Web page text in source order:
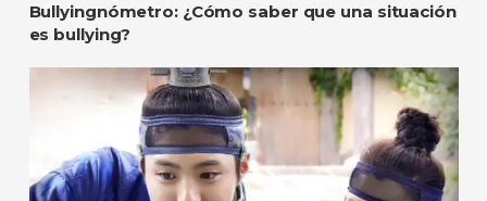
Bullyingnómetro: ¿Cómo saber que una situación
es bullying?